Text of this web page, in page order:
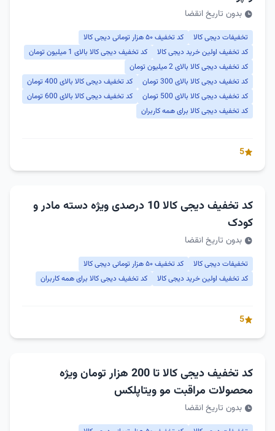
بدون تاریخ انقضا
تخفیفات دیجی کالا
کد تخفیف ۵۰ هزار تومانی دیجی کالا
کد تخفیف اولین خرید دیجی کالا
کد تخفیف دیجی کالا بالای 1 میلیون تومان
کد تخفیف دیجی کالا بالای 2 میلیون تومان
کد تخفیف دیجی کالا بالای 300 تومان
کد تخفیف دیجی کالا بالای 400 تومان
کد تخفیف دیجی کالا بالای 500 تومان
کد تخفیف دیجی کالا بالای 600 تومان
کد تخفیف دیجی کالا برای همه کاربران
5
کد تخفیف دیجی کالا 10 درصدی ویژه دسته مادر و
کودک
بدون تاریخ انقضا
تخفیفات دیجی کالا
کد تخفیف ۵۰ هزار تومانی دیجی کالا
کد تخفیف اولین خرید دیجی کالا
کد تخفیف دیجی کالا برای همه کاربران
5
کد تخفیف دیجی کالا تا 200 هزار تومان ویژه
محصولات مراقبت مو ویتاپلکس
بدون تاریخ انقضا